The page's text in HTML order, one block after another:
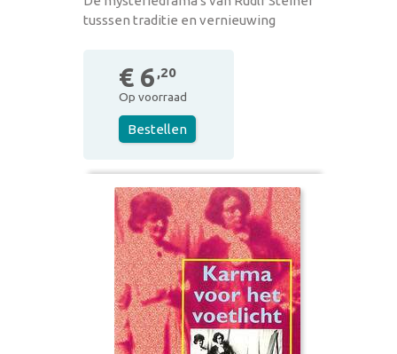
tusssen traditie en vernieuwing
€ 6 ,20
Op voorraad
Bestellen